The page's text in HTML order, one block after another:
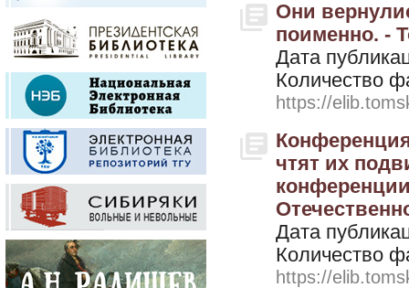
Они
поименно. -
Дата
Количество
https://
чтят их
Дата
Количество
https://